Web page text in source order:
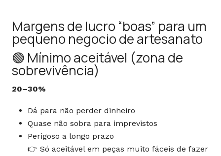
Margens de lucro “boas” para um
pequeno negocio de artesanato
🟢 Mínimo aceitável (zona de
sobrevivência)
20–30%
Dá para não perder dinheiro
Quase não sobra para imprevistos
Perigoso a longo prazo
👉 Só aceitável em peças muito fáceis de fazer